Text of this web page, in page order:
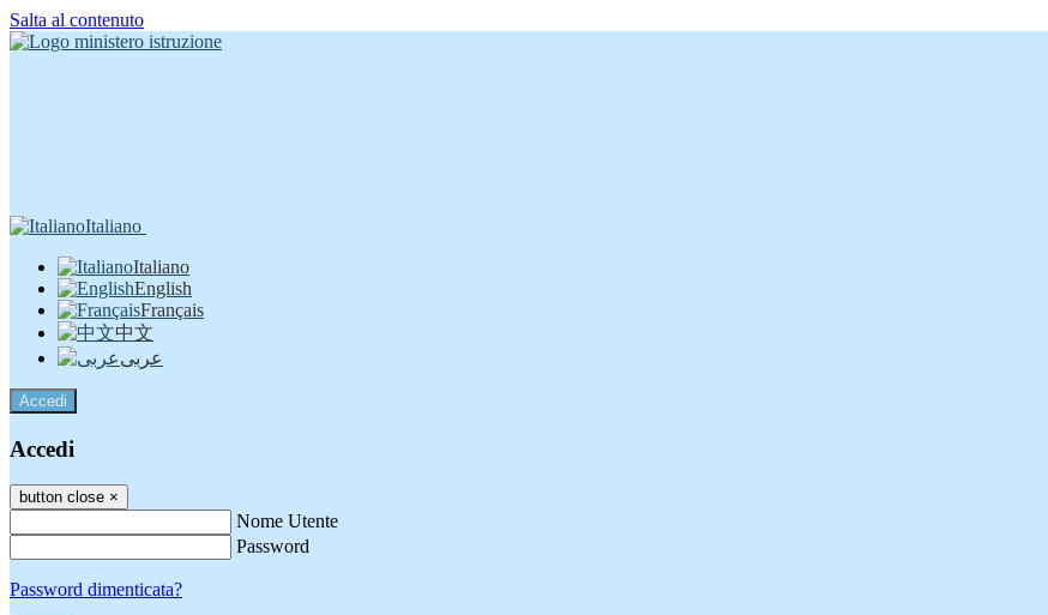
Salta al contenuto
Italiano
Italiano
English
Français
中文
عربى
Accedi
Accedi
button close ×
Nome Utente
Password
Password dimenticata?